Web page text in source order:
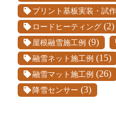
プリント基板実装・試
ロードヒーティング (2)
屋根融雪施工例 (9)
融雪ネット施工例 (15)
融雪マット施工例 (26)
降雪センサー (3)